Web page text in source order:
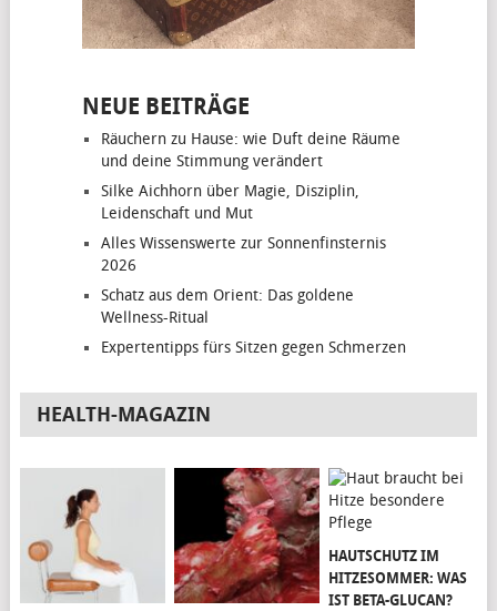
NEUE BEITRÄGE
Räuchern zu Hause: wie Duft deine Räume
und deine Stimmung verändert
Silke Aichhorn über Magie, Disziplin,
Leidenschaft und Mut
Alles Wissenswerte zur Sonnenfinsternis
2026
Schatz aus dem Orient: Das goldene
Wellness-Ritual
Expertentipps fürs Sitzen gegen Schmerzen
HEALTH-MAGAZIN
HAUTSCHUTZ IM
HITZESOMMER: WAS
IST BETA-GLUCAN?